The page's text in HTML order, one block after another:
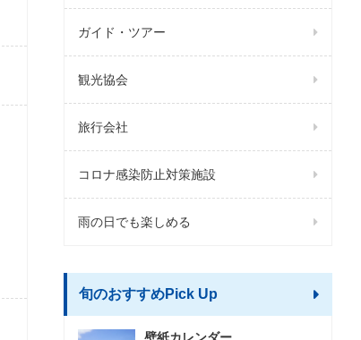
ガイド・ツアー
観光協会
旅行会社
コロナ感染防止対策施設
雨の日でも楽しめる
旬のおすすめPick Up